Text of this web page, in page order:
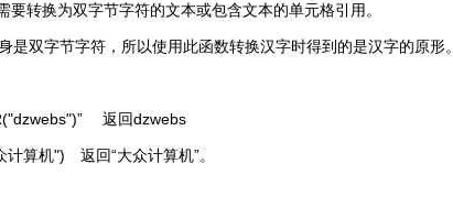
要转换为双字节字符的文本或包含文本的单元格引用。
是双字节字符，所以使用此函数转换汉字时得到的是汉字的原形。
返回dzwebs
计算机") 返回“大众计算机”。